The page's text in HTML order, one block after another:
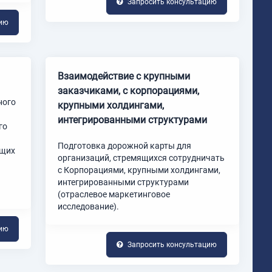
Запросить консультацию
Взаимодействие с крупными
заказчиками, с корпорациями,
крупными холдингами,
интегрированными структурами
Подготовка дорожной карты для
организаций, стремящихся сотрудничать
с Корпорациями, крупными холдингами,
интегрированными структурами
(отраслевое маркетинговое
исследование).
Запросить консультацию